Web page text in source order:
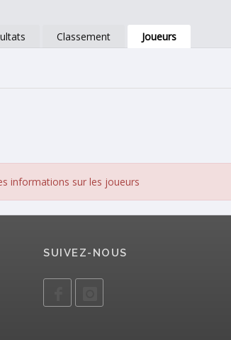
Classement Joueurs
informations sur les joueurs
SUIVEZ-NOUS